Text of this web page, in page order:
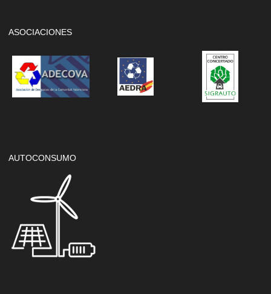
ASOCIACIONES
AUTOCONSUMO